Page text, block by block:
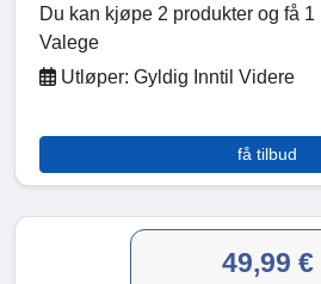
Du kan kjøpe 2 produkter og få
Valege
Utløper: Gyldig Inntil Videre
få tilbud
49,99 €